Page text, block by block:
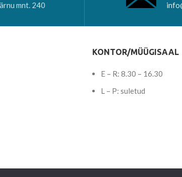
mnt. 240
KONTOR/MÜÜGISAAL
E – R: 8.30 – 16.30
L – P: suletud